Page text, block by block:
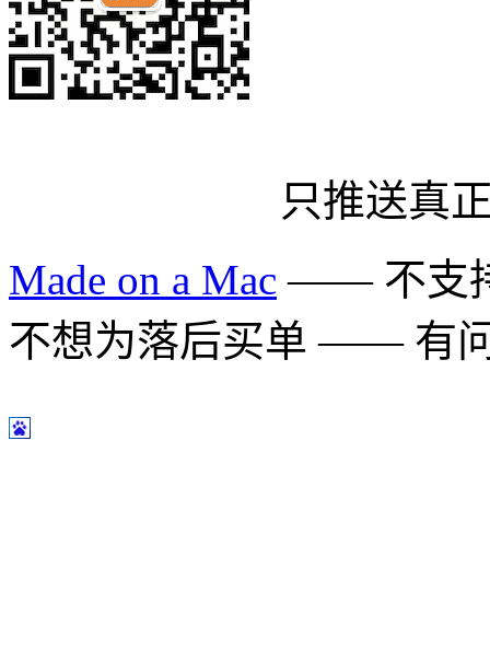
只推送真
Made on a Mac —— 不支
不想为落后买单 —— 有